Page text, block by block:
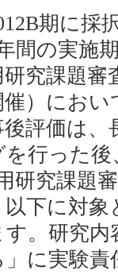
期に採
間の実施
究課題審
催）にお
評価は、
を行った後
研究課題
以下に対象
す。研究
」に実験